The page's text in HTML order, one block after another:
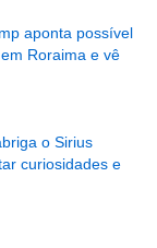
aponta possível
Roraima e vê
o Sirius
curiosidades e